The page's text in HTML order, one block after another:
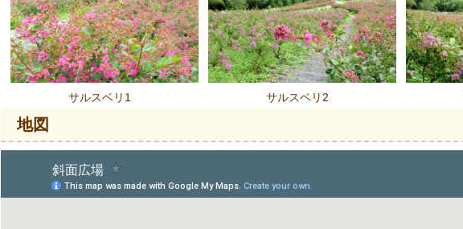
サルスベリ1 サルスベリ2
地図